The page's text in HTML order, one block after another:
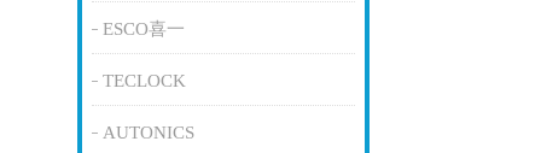
ESCO喜一
TECLOCK
AUTONICS